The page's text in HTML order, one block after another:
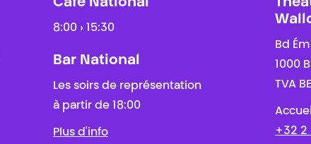
Café National
8:00 › 15:30
Bar National
Les soirs de représentation
à partir de 18:00
Plus d'info
Bd
1000
TVA
+32 2